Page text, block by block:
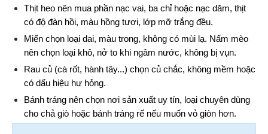
Thịt heo nên mua phần nạc vai, ba chỉ hoặc nạc dăm, thịt
có độ đàn hồi, màu hồng tươi, lớp mỡ trắng đều.
Miến chọn loại dai, màu trong, không có mùi lạ. Nấm mèo
nên chọn loại khô, nở to khi ngâm nước, không bị vụn.
Rau củ (cà rốt, hành tây...) chọn củ chắc, không mềm hoặc
có dấu hiệu hư hỏng.
Bánh tráng nên chọn nơi sản xuất uy tín, loại chuyên dùng
cho chả giò hoặc bánh tráng rế nếu muốn vỏ giòn hơn.